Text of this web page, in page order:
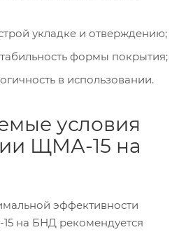
укладке и отверждению;
формы покрытия;
в использовании.
условия
ЩМА-15 на
эффективности
на БНД рекомендуется